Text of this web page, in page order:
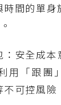
間的單身
：安全成
用「跟團
可控風險